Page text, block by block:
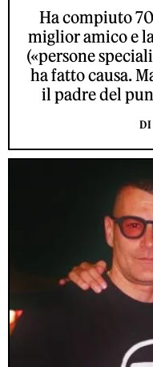
Ha compiuto
miglior amico e
(«persone
ha fatto causa.
il padre del
DI